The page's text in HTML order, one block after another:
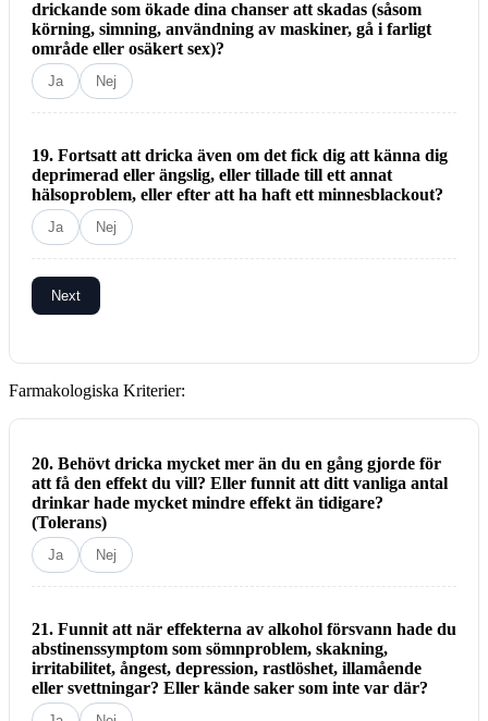
drickande som ökade dina chanser att skadas (såsom
körning, simning, användning av maskiner, gå i farligt
område eller osäkert sex)?
Ja Nej
19. Fortsatt att dricka även om det fick dig att känna dig
deprimerad eller ängslig, eller tillade till ett annat
hälsoproblem, eller efter att ha haft ett minnesblackout?
Ja Nej
Next
Farmakologiska Kriterier:
20. Behövt dricka mycket mer än du en gång gjorde för
att få den effekt du vill? Eller funnit att ditt vanliga antal
drinkar hade mycket mindre effekt än tidigare?
(Tolerans)
Ja Nej
21. Funnit att när effekterna av alkohol försvann hade du
abstinenssymptom som sömnproblem, skakning,
irritabilitet, ångest, depression, rastlöshet, illamående
eller svettningar? Eller kände saker som inte var där?